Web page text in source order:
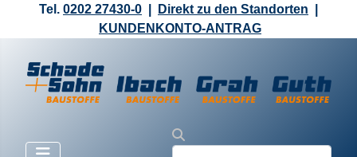
Tel. 0202 27430-0 Direkt zu den Standorten
KUNDENKONTO-ANTRAG